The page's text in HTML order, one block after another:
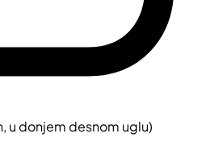
u donjem desnom uglu)